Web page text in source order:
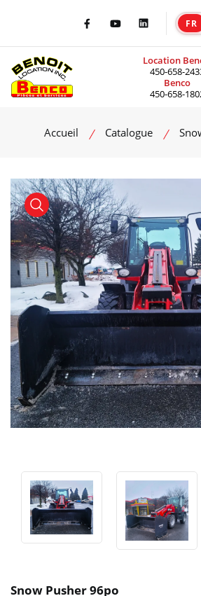
FacebookYoutubeLinkedIn FR
Location
450-658-
Benco
450-658-
Accueil Catalogue
product view
Snow Pusher 96po